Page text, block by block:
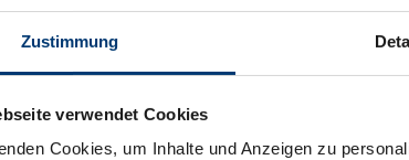
Zustimmung
verwendet Cookies
Cookies, um Inhalte und Anzeigen zu